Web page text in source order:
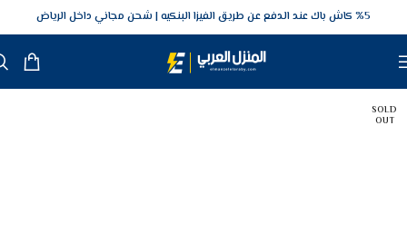
5‎% كاش باك عند الدفع عن طريق الفيزا البنكيه شحن مجاني داخل الرياض
SOLD
OUT